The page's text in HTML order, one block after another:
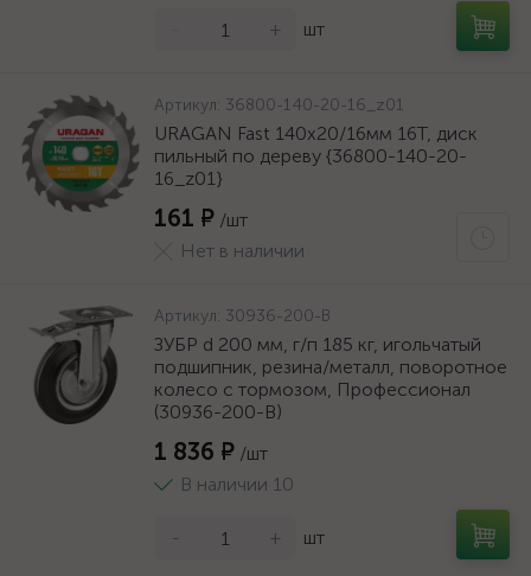
+ шт
Артикул: 36800-140-20-16_z01
URAGAN Fast 140x20/16мм 16Т, диск
пильный по дереву {36800-140-20-
16_z01}
161 ₽ /шт
Нет в наличии
Артикул: 30936-200-B
ЗУБР d 200 мм, г/п 185 кг, игольчатый
подшипник, резина/металл, поворотное
колесо c тормозом, Профессионал
(30936-200-B)
1 836 ₽ /шт
В наличии 10
- + шт